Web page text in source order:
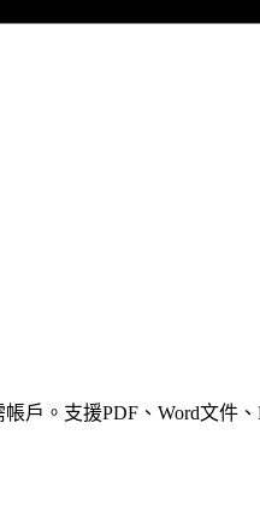
戶。支援PDF、Word文件